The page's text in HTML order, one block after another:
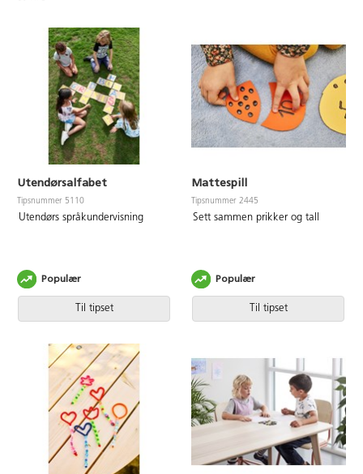
Utendørsalfabet
Tipsnummer 5110
Utendørs språkundervisning
Til tipset
Populær
Mattespill
Tipsnummer 2445
Sett sammen prikker og tall
Til tipset
Populær